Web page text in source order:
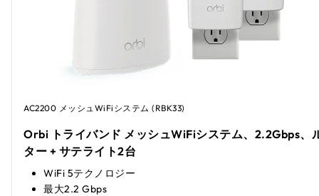
AC2200 メッシュWiFiシステム (RBK33)
Orbi トライバンド メッシュWiFiシステム、2.2Gbps、
ター + サテライト2台
WiFi 5テクノロジー
最大2.2 Gbps